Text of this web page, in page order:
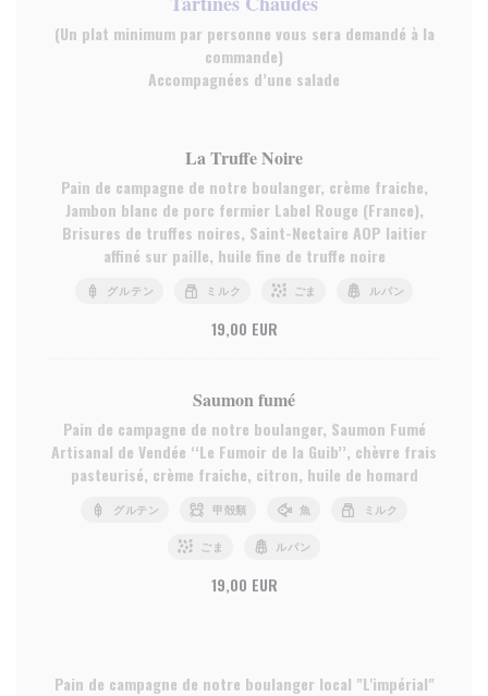
(Un plat minimum par personne vous sera demandé à la
commande)
Accompagnées d’une salade
La Truffe Noire
Pain de campagne de notre boulanger, crème fraiche,
Jambon blanc de porc fermier Label Rouge (France),
Brisures de truffes noires, Saint-Nectaire AOP laitier
affiné sur paille, huile fine de truffe noire
グルテン ミルク ごま ルパン
19,00 EUR
Saumon fumé
Pain de campagne de notre boulanger, Saumon Fumé
Artisanal de Vendée ‘‘Le Fumoir de la Guib’’, chèvre frais
pasteurisé, crème fraiche, citron, huile de homard
グルテン 甲殻類 魚 ミルク
ごま ルパン
19,00 EUR
Pain de campagne de notre boulanger local "L'impérial"